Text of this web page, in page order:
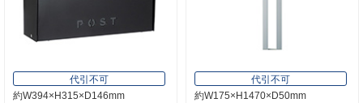
代引不可
約W394×H315×D146mm
代引不可
約W175×H1470×D50mm